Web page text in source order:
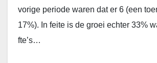
vorige periode waren dat er 6 (een
17%). In feite is de groei echter 33%
fte’s…